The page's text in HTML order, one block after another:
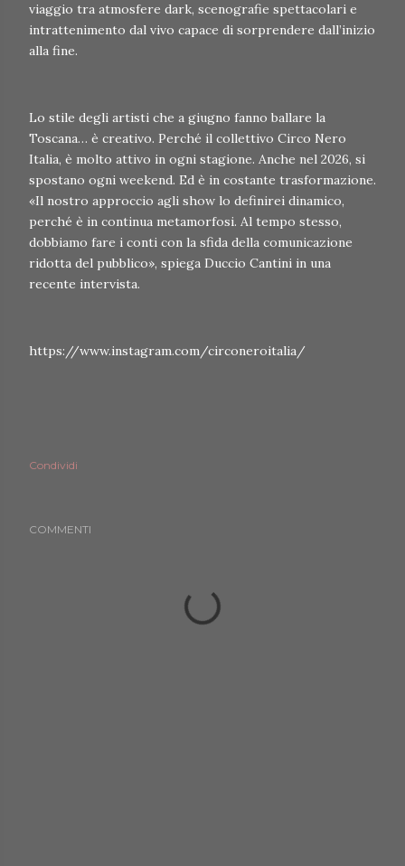
viaggio tra atmosfere dark, scenografie spettacolari e
intrattenimento dal vivo capace di sorprendere dall’inizio
alla fine.
Lo stile degli artisti che a giugno fanno ballare la
Toscana… è creativo. Perché il collettivo Circo Nero
Italia, è molto attivo in ogni stagione. Anche nel 2026, si
spostano ogni weekend. Ed è in costante trasformazione.
«Il nostro approccio agli show lo definirei dinamico,
perché è in continua metamorfosi. Al tempo stesso,
dobbiamo fare i conti con la sfida della comunicazione
ridotta del pubblico», spiega Duccio Cantini in una
recente intervista.
https://www.instagram.com/circoneroitalia/
Condividi
COMMENTI